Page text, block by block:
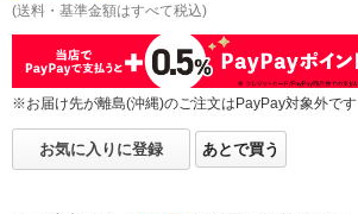
(送料・基準金額はすべて税込)
※お届け先が離島(沖縄)のご注文はPayPay対象外です
お気に入りに登録 あとで買う